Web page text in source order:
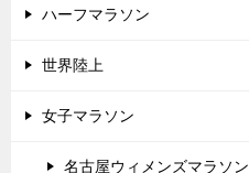
ハーフマラソン
世界陸上
女子マラソン
名古屋ウィメンズマラソン